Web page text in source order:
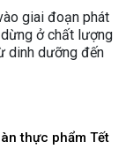
giai đoạn phát
ở chất lượng
dinh dưỡng đến
thực phẩm Tết